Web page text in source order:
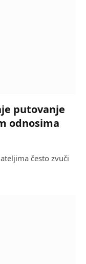
putovanje
odnosima
često zvuči